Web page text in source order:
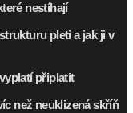
nestíhají
pleti a jak ji v
připlatit
než neuklizená skříň